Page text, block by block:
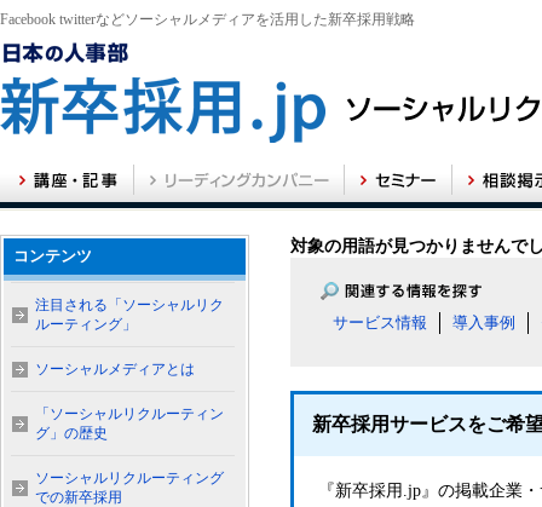
Facebook twitterなどソーシャルメディアを活用した新卒採用戦略
対象の用語が見つかりませんで
サービス情報 導入事例
新卒採用サービスをご希
『新卒採用.jp』の掲載企業
コンテンツ
注目される「ソーシャルリク
ルーティング」
ソーシャルメディアとは
「ソーシャルリクルーティン
グ」の歴史
ソーシャルリクルーティング
での新卒採用